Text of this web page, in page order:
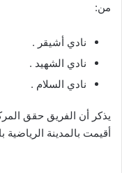
من:
نادي أشيقر .
نادي الشهيد .
نادي السلام .
يذكر أن الفريق حقق
أقيمت بالمدينة الرياضية